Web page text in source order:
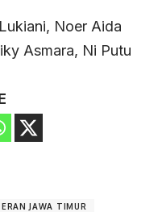
Noer Aida
Asmara, Ni Putu
JAWA TIMUR